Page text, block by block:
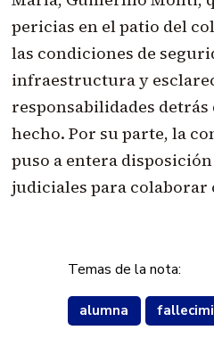
pericias en el patio del
las condiciones de
infraestructura y
responsabilidades detrás
hecho. Por su parte, la
puso a entera
judiciales para colaborar
Temas de la nota:
alumna